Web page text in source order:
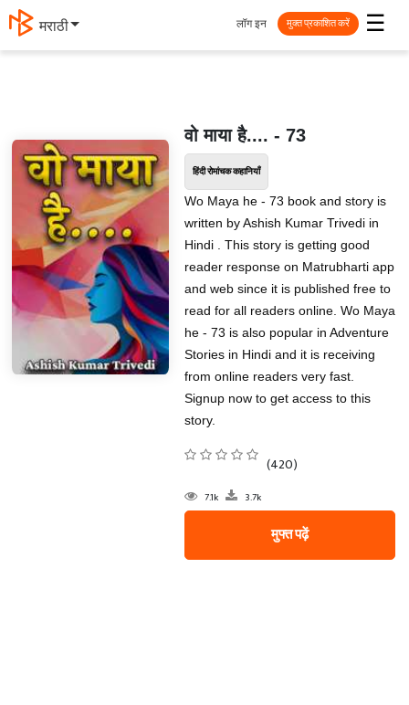
मराठी ☰
लॉग इन मुक्त प्रकाशित करें
वो माया है.... - 73
हिंदी रोमांचक कहानियाँ
Wo Maya he - 73 book and story is
written by Ashish Kumar Trivedi in
Hindi . This story is getting good
reader response on Matrubharti app
and web since it is published free to
read for all readers online. Wo Maya
he - 73 is also popular in Adventure
Stories in Hindi and it is receiving
from online readers very fast.
Signup now to get access to this
story.
(420)
7.1k 3.7k
मुफ्त पढ़ें